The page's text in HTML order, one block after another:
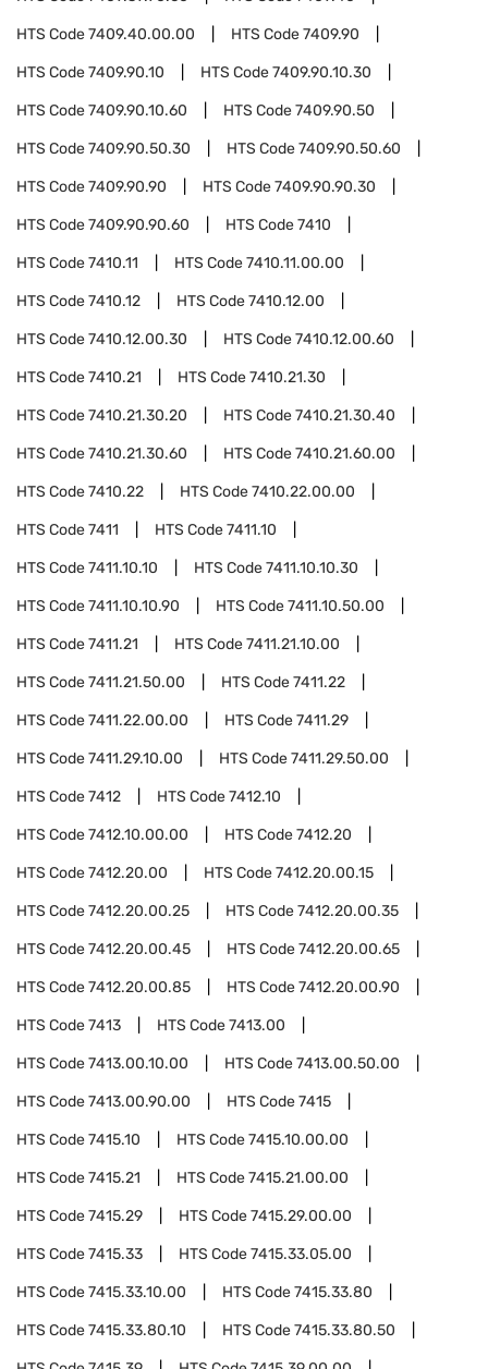
HTS Code7409.40.00.00 HTS Code7409.90
HTS Code7409.90.10 HTS Code7409.90.10.30
HTS Code7409.90.10.60 HTS Code7409.90.50
HTS Code7409.90.50.30 HTS Code7409.90.50.60
HTS Code7409.90.90 HTS Code7409.90.90.30
HTS Code7409.90.90.60 HTS Code7410
HTS Code7410.11 HTS Code7410.11.00.00
HTS Code7410.12 HTS Code7410.12.00
HTS Code7410.12.00.30 HTS Code7410.12.00.60
HTS Code7410.21 HTS Code7410.21.30
HTS Code7410.21.30.20 HTS Code7410.21.30.40
HTS Code7410.21.30.60 HTS Code7410.21.60.00
HTS Code7410.22 HTS Code7410.22.00.00
HTS Code7411 HTS Code7411.10
HTS Code7411.10.10 HTS Code7411.10.10.30
HTS Code7411.10.10.90 HTS Code7411.10.50.00
HTS Code7411.21 HTS Code7411.21.10.00
HTS Code7411.21.50.00 HTS Code7411.22
HTS Code7411.22.00.00 HTS Code7411.29
HTS Code7411.29.10.00 HTS Code7411.29.50.00
HTS Code7412 HTS Code7412.10
HTS Code7412.10.00.00 HTS Code7412.20
HTS Code7412.20.00 HTS Code7412.20.00.15
HTS Code7412.20.00.25 HTS Code7412.20.00.35
HTS Code7412.20.00.45 HTS Code7412.20.00.65
HTS Code7412.20.00.85 HTS Code7412.20.00.90
HTS Code7413 HTS Code7413.00
HTS Code7413.00.10.00 HTS Code7413.00.50.00
HTS Code7413.00.90.00 HTS Code7415
HTS Code7415.10 HTS Code7415.10.00.00
HTS Code7415.21 HTS Code7415.21.00.00
HTS Code7415.29 HTS Code7415.29.00.00
HTS Code7415.33 HTS Code7415.33.05.00
HTS Code7415.33.10.00 HTS Code7415.33.80
HTS Code7415.33.80.10 HTS Code7415.33.80.50